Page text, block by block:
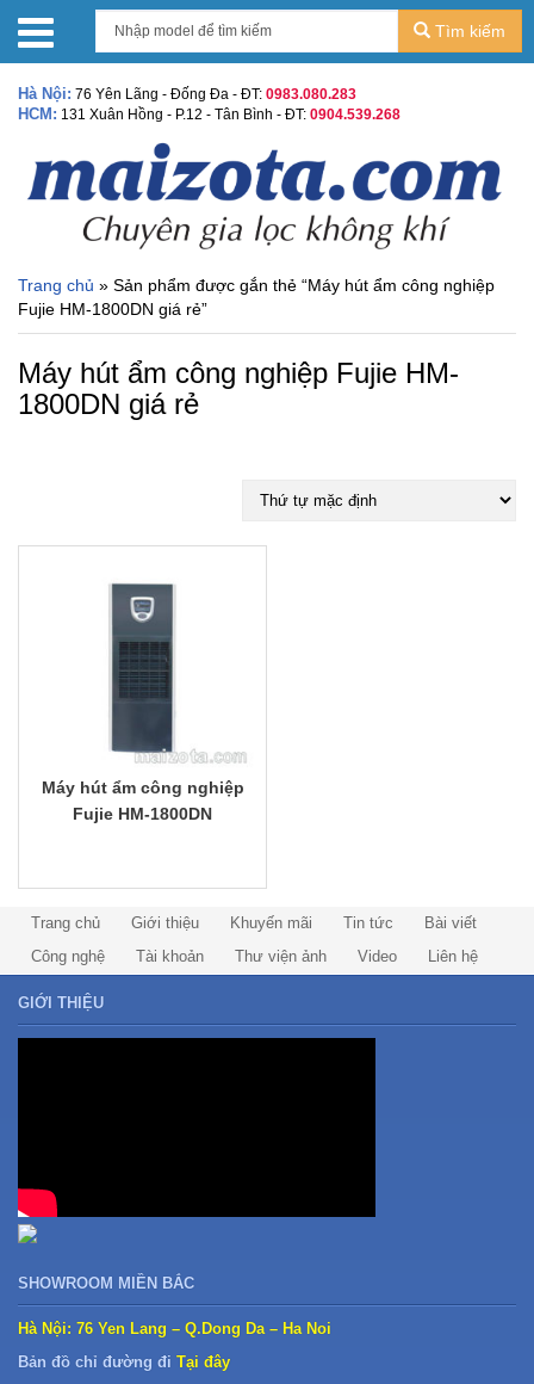
Tìm kiếm
Hà Nội: 76 Yên Lãng - Đống Đa - ĐT: 0983.080.283
HCM: 131 Xuân Hồng - P.12 - Tân Bình - ĐT: 0904.539.268
Trang chủ » Sản phẩm được gắn thẻ “Máy hút ẩm công nghiệp
Fujie HM-1800DN giá rẻ”
Máy hút ẩm công nghiệp Fujie HM-
1800DN giá rẻ
Máy hút ẩm công nghiệp
Fujie HM-1800DN
Trang chủ Giới thiệu Khuyến mãi Tin tức
Bài viết
Công nghệ
Tài khoản Thư viện ảnh Video Liên hệ
GIỚI THIỆU
SHOWROOM MIỀN BẮC
Hà Nội: 76 Yen Lang – Q.Dong Da – Ha Noi
Bản đồ chỉ đường đi Tại đây